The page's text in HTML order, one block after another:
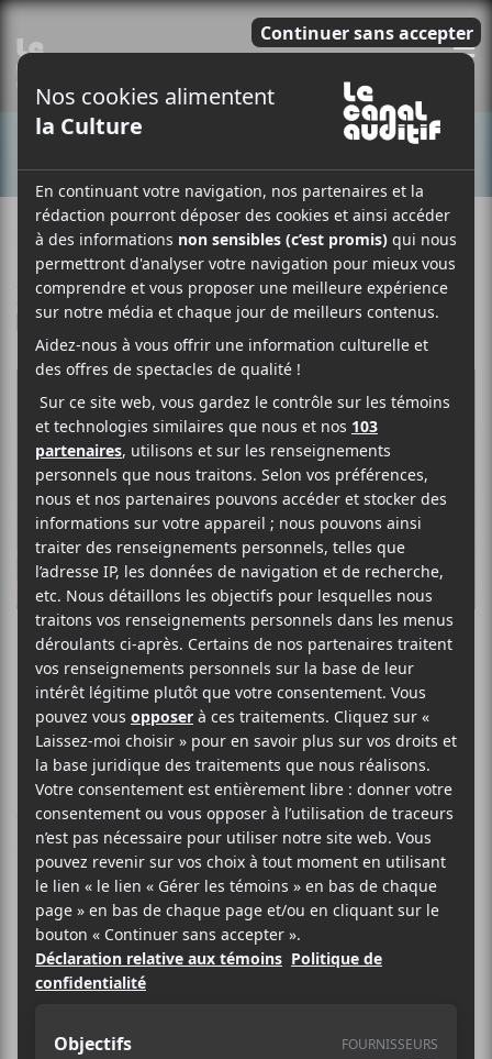
21 JUIN 2019
PARPASCAL COLLINI-SAIN
/ FESTIVAL
/ FRANCOPHONE
F
A
C
E
B
O
K
T
W
I
T
T
E
P
A
R
T
A
G
E
R
Les Francos de
Montréal 2019 –
Jour 7 : Ludwig
von 88, Les
Négresses Vertes
et Bleu Jeans
Bleu